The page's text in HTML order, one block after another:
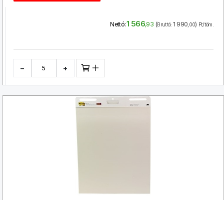
Nettó:1 566,93 (Bruttó: 1 990,00) Ft/töm.
− +